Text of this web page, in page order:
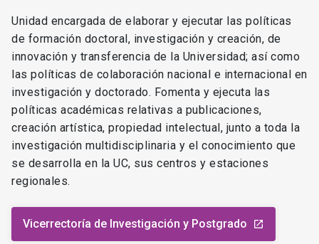
Unidad encargada de elaborar y ejecutar las políticas
de formación doctoral, investigación y creación, de
innovación y transferencia de la Universidad; así como
las políticas de colaboración nacional e internacional en
investigación y doctorado. Fomenta y ejecuta las
políticas académicas relativas a publicaciones,
creación artística, propiedad intelectual, junto a toda la
investigación multidisciplinaria y el conocimiento que
se desarrolla en la UC, sus centros y estaciones
regionales.
Vicerrectoría de Investigación y Postgrado launch